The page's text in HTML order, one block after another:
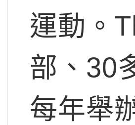
運動。
部、30
每年舉